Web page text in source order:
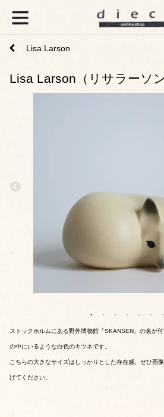
Lisa Larson
Lisa Larson（リサラーソ
ストックホルムにある野外博物館「SKANSEN」の名が
の中にいるような白色のキツネです。
こちらの大きなサイズはしっかりとした存在感。ぜひ画
げてください。